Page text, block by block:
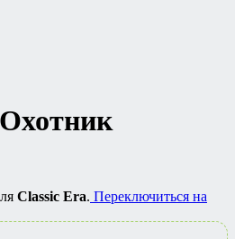
Охотник
Classic Era. Переключиться на